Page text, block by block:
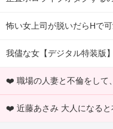
怖い女上司が脱いだらHで
我儘な女【デジタル特装版
❤️ 職場の人妻と不倫をして